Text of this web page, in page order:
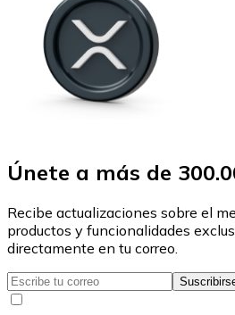
Únete a más de
Recibe actualizaciones sobre el
productos y funcionalidades
directamente en tu correo.